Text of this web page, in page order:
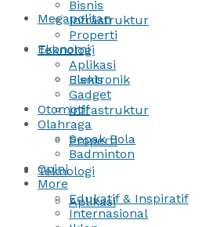
Megapolitan
Ekonomi
Bisnis
Infrastruktur
Properti
Teknologi
Aplikasi
Bisnis
Infrastruktur
Properti
Teknologi
Aplikasi
Elektronik
Gadget
Otomotif
Olahraga
Sepak Bola
Badminton
Opini
More
Edukatif & Inspiratif
Internasional